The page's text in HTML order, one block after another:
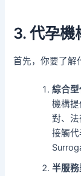
3. 代孕機
首先，你要了解
綜合
機構
對、
接觸
半服